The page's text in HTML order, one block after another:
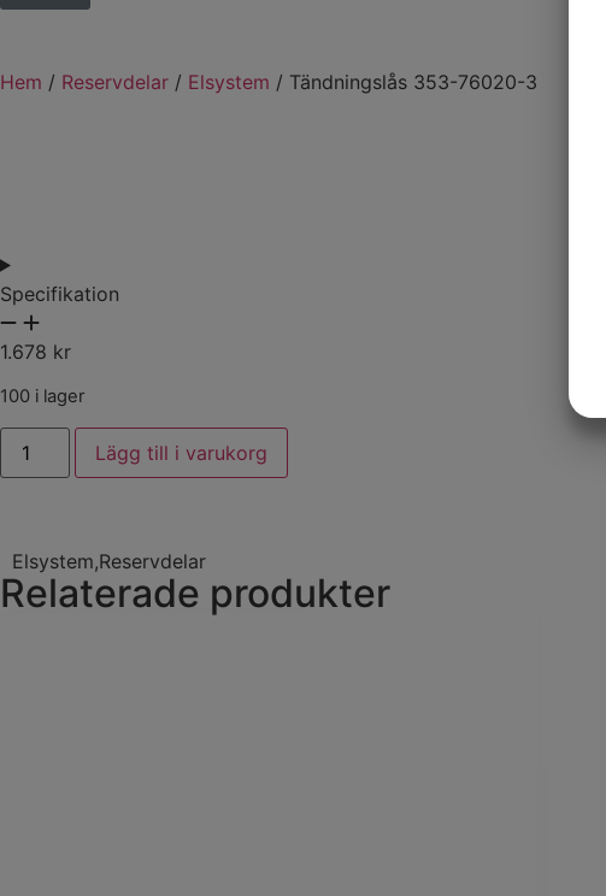
Hem / Reservdelar / Elsystem / Tändningslås 353-76020-3
Specifikation
1.678 kr
100 i lager
Lägg till i varukorg
Elsystem,Reservdelar
Relaterade produkter